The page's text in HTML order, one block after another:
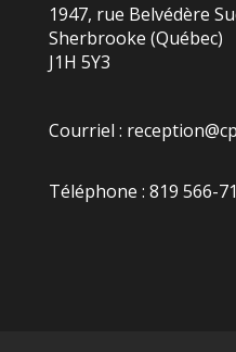
1947, rue Belvédère
Sherbrooke (Québec)
J1H 5Y3
Courriel :
Téléphone : 819 566-